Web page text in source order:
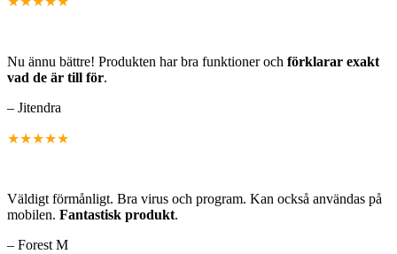
Nu ännu bättre! Produkten har bra funktioner och förklarar exakt
vad de är till för.
– Jitendra
★★★★★
Väldigt förmånligt. Bra virus och program. Kan också användas på
mobilen. Fantastisk produkt.
– Forest M